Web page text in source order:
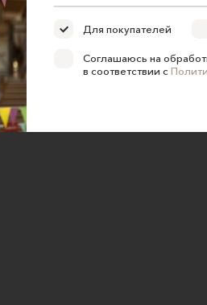
Для покупателей
Соглашаюсь на
в соответствии с